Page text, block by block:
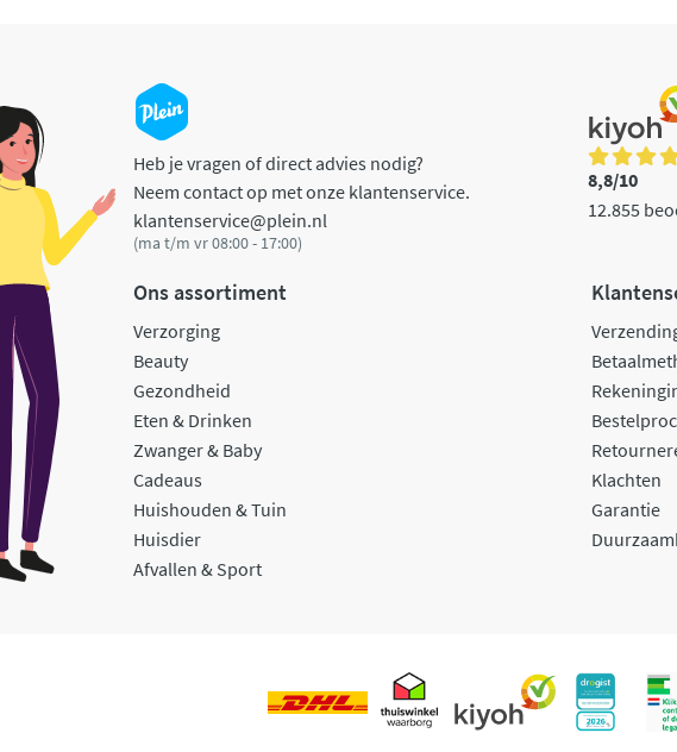
Heb je vragen of direct advies nodig?
Neem contact op met onze klantenservice.
klantenservice@plein.nl
(ma t/m vr 08:00 - 17:00)
8,8/10
12.855
Ons assortiment
Verzorging
Beauty
Gezondheid
Eten & Drinken
Zwanger & Baby
Cadeaus
Huishouden & Tuin
Huisdier
Afvallen & Sport
Klachten
Garantie